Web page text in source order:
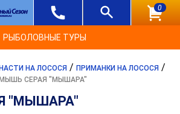
0
РЫБОЛОВНЫЕ ТУРЫ
НА ЛОСОСЯ / ПРИМАНКИ НА ЛОСОСЯ /
МЫШЬ СЕРАЯ "МЫШАРА"
"МЫШАРА"